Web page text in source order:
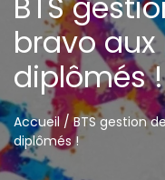
contenu
bravo
diplômés !
Accueil/BTS gestion
diplômés !